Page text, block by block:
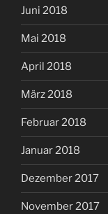
Juni 2018
Mai 2018
April 2018
März 2018
Februar 2018
Januar 2018
Dezember 2017
November 2017